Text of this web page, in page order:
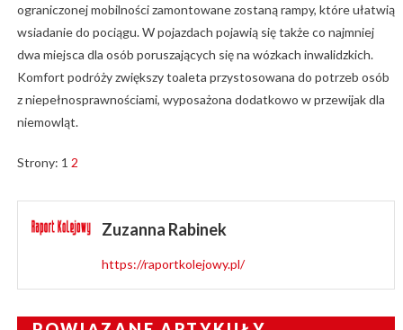
ograniczonej mobilności zamontowane zostaną rampy, które ułatwią
wsiadanie do pociągu. W pojazdach pojawią się także co najmniej
dwa miejsca dla osób poruszających się na wózkach inwalidzkich.
Komfort podróży zwiększy toaleta przystosowana do potrzeb osób
z niepełnosprawnościami, wyposażona dodatkowo w przewijak dla
niemowląt.
Strony: 1 2
Zuzanna Rabinek
https://raportkolejowy.pl/